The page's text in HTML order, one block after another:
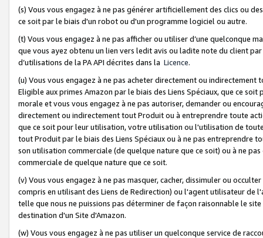
(s) Vous vous engagez à ne pas générer artificiellement des clics ou
ce soit par le biais d'un robot ou d'un programme logiciel ou autre.
(t) Vous vous engagez à ne pas afficher ou utiliser d’une quelconque
que vous ayez obtenu un lien vers ledit avis ou ladite note du client
d’utilisations de la PA API décrites dans la Licence.
(u) Vous vous engagez à ne pas acheter directement ou
Eligible aux primes Amazon par le biais des Liens Spéciaux, que ce
morale et vous vous engagez à ne pas autoriser, demander ou
directement ou indirectement tout Produit ou à entreprendre toute
que ce soit pour leur utilisation, votre utilisation ou l'utilisation de
tout Produit par le biais des Liens Spéciaux ou à ne pas entreprendre
son utilisation commerciale (de quelque nature que ce soit) ou à ne
commerciale de quelque nature que ce soit.
(v) Vous vous engagez à ne pas masquer, cacher, dissimuler ou
compris en utilisant des Liens de Redirection) ou l'agent utilisateur
telle que nous ne puissions pas déterminer de façon raisonnable le
destination d'un Site d'Amazon.
(w) Vous vous engagez à ne pas utiliser un quelconque service de